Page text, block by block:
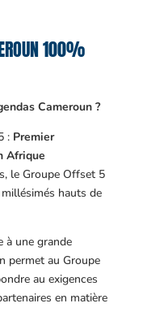
100%
Cameroun ?
: Premier
Afrique
le Groupe Offset 5
hauts de
à une grande
permet au Groupe
au exigences
en matière